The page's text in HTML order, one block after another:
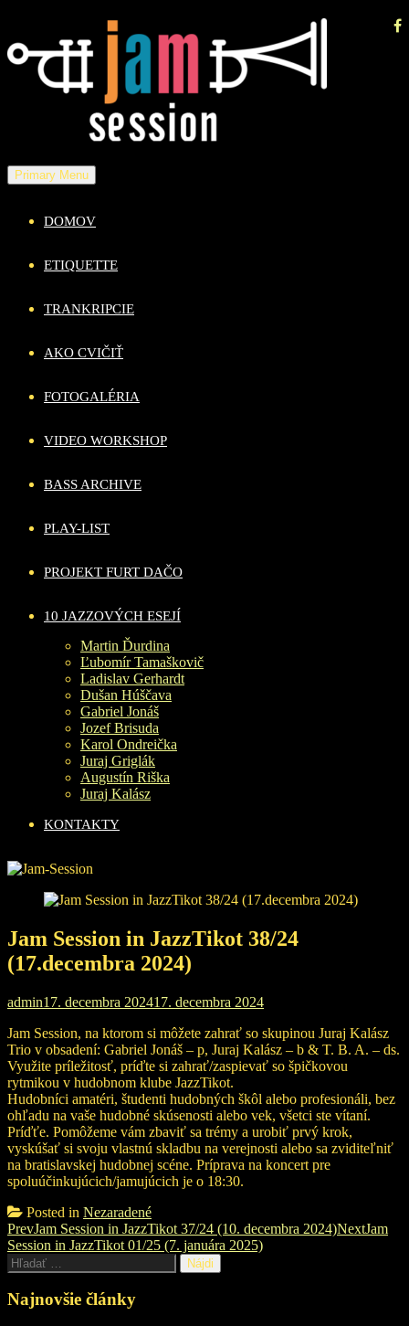
to
content
Primary Menu
DOMOV
ETIQUETTE
TRANKRIPCIE
AKO CVIČIŤ
FOTOGALÉRIA
VIDEO WORKSHOP
BASS ARCHIVE
PLAY-LIST
PROJEKT FURT DAČO
10 JAZZOVÝCH ESEJÍ
Martin Ďurdina
Ľubomír Tamaškovič
Ladislav Gerhardt
Dušan Húščava
Gabriel Jonáš
Jozef Brisuda
Karol Ondreička
Juraj Griglák
Augustín Riška
Juraj Kalász
KONTAKTY
Jam Session in JazzTikot 38/24
(17.decembra 2024)
admin17. decembra 202417. decembra 2024
Jam Session, na ktorom si môžete zahrať so skupinou Juraj Kalász
Trio v obsadení: Gabriel Jonáš – p, Juraj Kalász – b & T. B. A. – ds.
Využite príležitosť, príďte si zahrať/zaspievať so špičkovou
rytmikou v hudobnom klube JazzTikot.
Hudobníci amatéri, študenti hudobných škôl alebo profesionáli, bez
ohľadu na vaše hudobné skúsenosti alebo vek, všetci ste vítaní.
Príďťe. Pomôžeme vám zbaviť sa trémy a urobiť prvý krok,
vyskúšať si svoju vlastnú skladbu na verejnosti alebo sa zviditeľniť
na bratislavskej hudobnej scéne. Príprava na koncert pre
spoluúčinkujúcich/jamujúcich je o 18:30.
Posted in Nezaradené
Post
navigation
PrevJam Session in JazzTikot 37/24 (10. decembra 2024)NextJam
Session in JazzTikot 01/25 (7. januára 2025)
Hľadať:
Najnovšie články